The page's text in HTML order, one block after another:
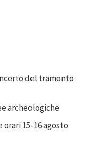
del tramonto
archeologiche
15-16 agosto